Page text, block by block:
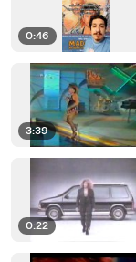
0:46
3:39
0:22